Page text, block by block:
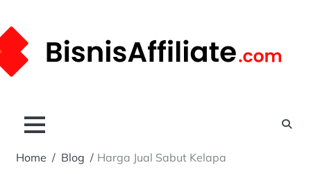
to
content
Home Blog Harga Jual Sabut Kelapa